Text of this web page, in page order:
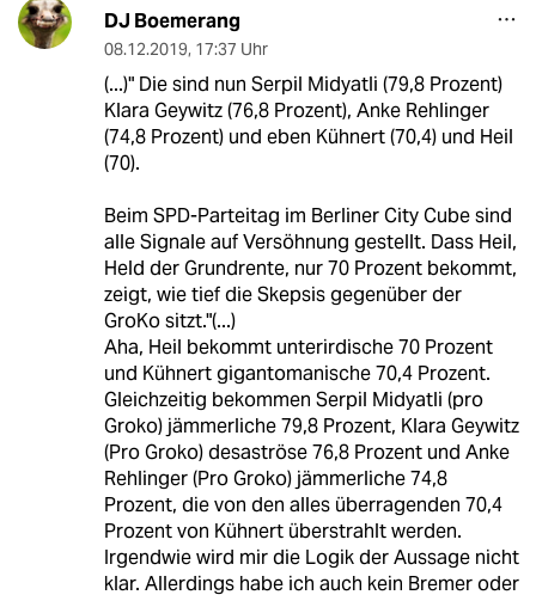
DJ Boemerang
08.12.2019, 17:37 Uhr
(...)" Die sind nun Serpil Midyatli (79,8 Prozent)
Klara Geywitz (76,8 Prozent), Anke Rehlinger
(74,8 Prozent) und eben Kühnert (70,4) und Heil
(70).
Beim SPD-Parteitag im Berliner City Cube sind
alle Signale auf Versöhnung gestellt. Dass Heil,
Held der Grundrente, nur 70 Prozent bekommt,
zeigt, wie tief die Skepsis gegenüber der
GroKo sitzt."(...)
Aha, Heil bekommt unterirdische 70 Prozent
und Kühnert gigantomanische 70,4 Prozent.
Gleichzeitig bekommen Serpil Midyatli (pro
Groko) jämmerliche 79,8 Prozent, Klara Geywitz
(Pro Groko) desaströse 76,8 Prozent und Anke
Rehlinger (Pro Groko) jämmerliche 74,8
Prozent, die von den alles überragenden 70,4
Prozent von Kühnert überstrahlt werden.
Irgendwie wird mir die Logik der Aussage nicht
klar. Allerdings habe ich auch kein Bremer oder